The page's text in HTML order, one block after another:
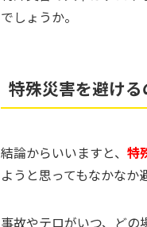
でしょうか。
特殊災害を避け
結論からいいますと、 特
ようと思ってもなかなか
事故やテロがいつ、ど